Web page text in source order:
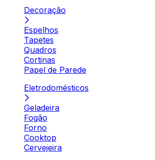
Decoração
Espelhos
Tapetes
Quadros
Cortinas
Papel de Parede
Eletrodomésticos
Geladeira
Fogão
Forno
Cooktop
Cervejeira